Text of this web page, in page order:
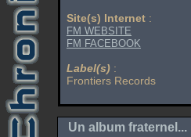
Site(s) Internet :
FM WEBSITE
FM FACEBOOK
Label(s) :
Frontiers Records
Un album fraternel...